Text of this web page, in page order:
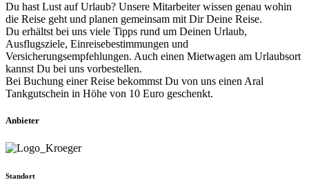
Du hast Lust auf Urlaub? Unsere Mitarbeiter wissen genau wohin
die Reise geht und planen gemeinsam mit Dir Deine Reise.
Du erhältst bei uns viele Tipps rund um Deinen Urlaub,
Ausflugsziele, Einreisebestimmungen und
Versicherungsempfehlungen. Auch einen Mietwagen am Urlaubsort
kannst Du bei uns vorbestellen.
Bei Buchung einer Reise bekommst Du von uns einen Aral
Tankgutschein in Höhe von 10 Euro geschenkt.
Anbieter
Standort